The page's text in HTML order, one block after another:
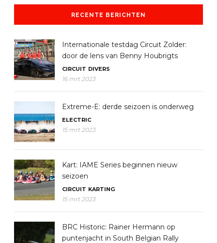
RECENTE BERICHTEN
Internationale testdag Circuit Zolder:
door de lens van Benny Houbrigts
CIRCUIT DIVERS
16 mrt 2023
Extreme-E: derde seizoen is onderweg
ELECTRIC
15 mrt 2023
Kart: IAME Series beginnen nieuw
seizoen
CIRCUIT KARTING
15 mrt 2023
BRC Historic: Rainer Hermann op
puntenjacht in South Belgian Rally